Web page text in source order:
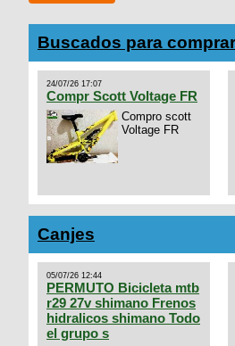
Buscados para comprar
24/07/26 17:07
Compr Scott Voltage FR
Compro scott
Voltage FR
Canjes
05/07/26 12:44
PERMUTO Bicicleta mtb
r29 27v shimano Frenos
hidralicos shimano Todo
el grupo s